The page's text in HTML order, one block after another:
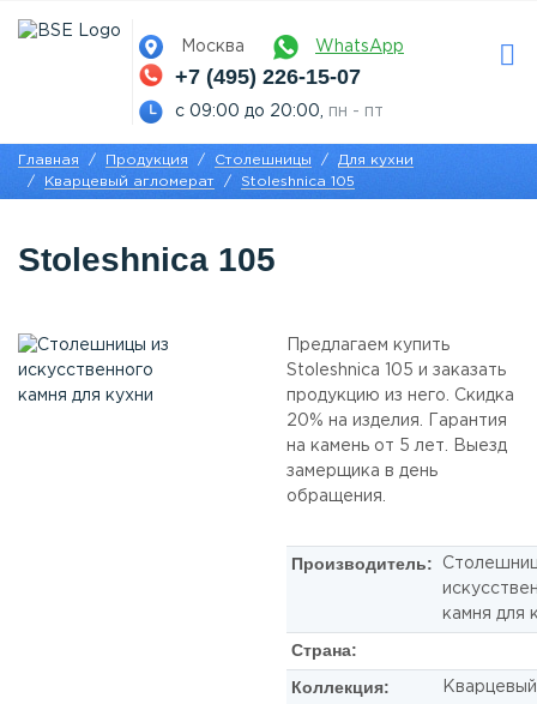
Москва WhatsApp
+7 (495) 226-15-07
с 09:00 до 20:00, пн - пт
Главная Продукция Столешницы
Для кухни
Кварцевый агломерат
Stoleshnica 105
Stoleshnica 105
Предлагаем купить
Stoleshnica 105 и заказать
продукцию из него. Скидка
20% на изделия. Гарантия
на камень от 5 лет. Выезд
замерщика в день
обращения.
Производитель:
камня для
Страна:
Коллекция:
Кварцевый